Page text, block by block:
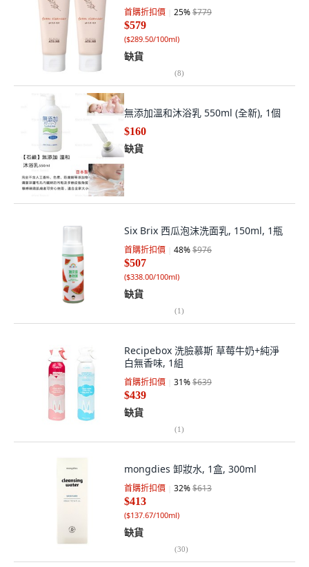
首購折扣價 25%$779
$579
($289.50/100ml)
缺貨
(8)
無添加溫和沐浴乳 550ml (全新), 1個
$160
缺貨
Six Brix 西瓜泡沫洗面乳, 150ml, 1瓶
首購折扣價 48%$976
$507
($338.00/100ml)
缺貨
(1)
Recipebox 洗臉慕斯 草莓牛奶+純淨
白無香味, 1組
首購折扣價 31%$639
$439
缺貨
(1)
mongdies 卸妝水, 1盒, 300ml
首購折扣價 32%$613
$413
($137.67/100ml)
缺貨
(30)